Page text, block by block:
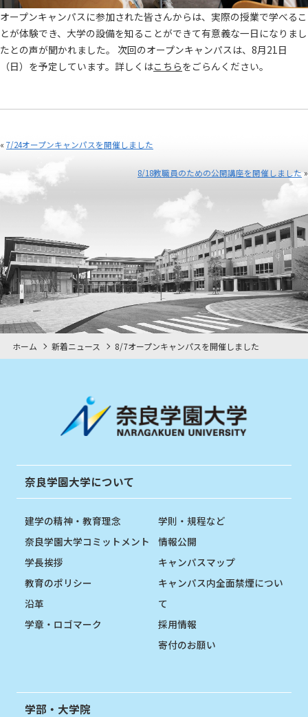
オープンキャンパスに参加された皆さんからは、実際の授業で学べるこ
とが体験でき、大学の設備を知ることができて有意義な一日になりまし
たとの声が聞かれました。 次回のオープンキャンパスは、8月21日
（日）を予定しています。詳しくはこちらをごらんください。
« 7/24オープンキャンパスを開催しました
8/18教職員のための公開講座を開催しました »
ホーム 新着ニュース 8/7オープンキャンパスを開催しました
奈良学園大学について
建学の精神・教育理念
奈良学園大学コミットメント
学長挨拶
教育のポリシー
沿革
学章・ロゴマーク
学則・規程など
情報公開
キャンパスマップ
キャンパス内全面禁煙につい
て
採用情報
寄付のお願い
学部・大学院